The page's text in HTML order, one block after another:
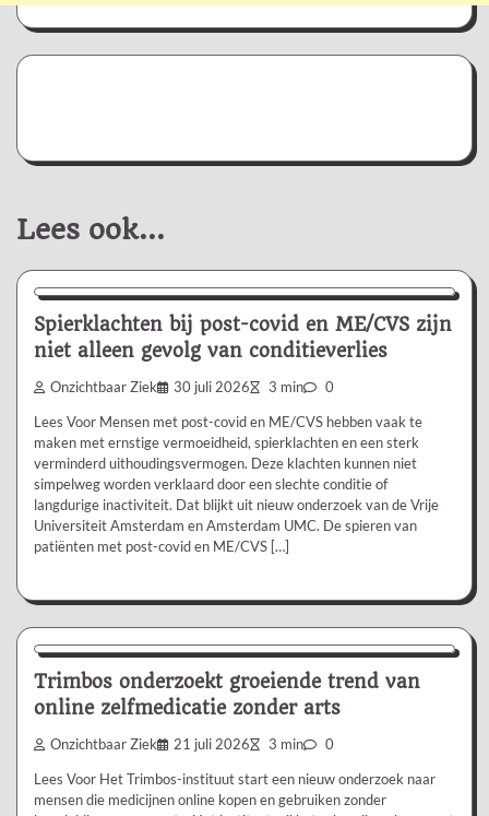
Lees ook...
Nieuws/Informatie
Spierklachten bij post-covid en ME/CVS zijn
niet alleen gevolg van conditieverlies
Onzichtbaar Ziek 30 juli 2026 3 min 0
Lees Voor Mensen met post-covid en ME/CVS hebben vaak te
maken met ernstige vermoeidheid, spierklachten en een sterk
verminderd uithoudingsvermogen. Deze klachten kunnen niet
simpelweg worden verklaard door een slechte conditie of
langdurige inactiviteit. Dat blijkt uit nieuw onderzoek van de Vrije
Universiteit Amsterdam en Amsterdam UMC. De spieren van
patiënten met post-covid en ME/CVS […]
Nieuws/Informatie
Trimbos onderzoekt groeiende trend van
online zelfmedicatie zonder arts
Onzichtbaar Ziek 21 juli 2026 3 min 0
Lees Voor Het Trimbos-instituut start een nieuw onderzoek naar
mensen die medicijnen online kopen en gebruiken zonder